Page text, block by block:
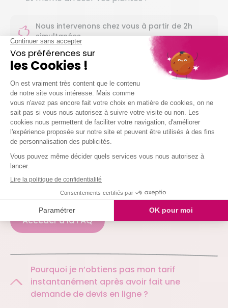
Nous intervenons chez vous à partir de 2h
simultanées
Je demande mon devis
QUESTIONS FRÉQUENTES
Une
sur nos services ?
Nous avons la réponse
Accéder à la FAQ
Pourquoi je n’obtiens pas mon tarif
instantanément après avoir fait une
demande de devis en ligne ?